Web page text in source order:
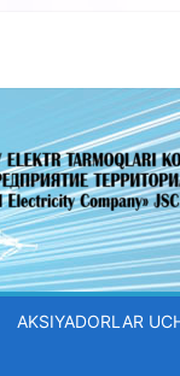
AKSIYADORLAR